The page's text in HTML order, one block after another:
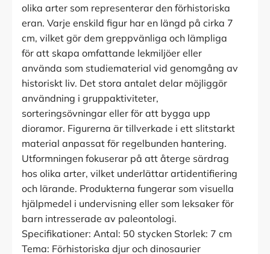
olika arter som representerar den förhistoriska
eran. Varje enskild figur har en längd på cirka 7
cm, vilket gör dem greppvänliga och lämpliga
för att skapa omfattande lekmiljöer eller
använda som studiematerial vid genomgång av
historiskt liv. Det stora antalet delar möjliggör
användning i gruppaktiviteter,
sorteringsövningar eller för att bygga upp
dioramor. Figurerna är tillverkade i ett slitstarkt
material anpassat för regelbunden hantering.
Utformningen fokuserar på att återge särdrag
hos olika arter, vilket underlättar artidentifiering
och lärande. Produkterna fungerar som visuella
hjälpmedel i undervisning eller som leksaker för
barn intresserade av paleontologi.
Specifikationer: Antal: 50 stycken Storlek: 7 cm
Tema: Förhistoriska djur och dinosaurier